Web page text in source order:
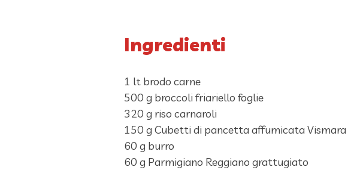
Ingredienti
1 lt brodo carne
500 g broccoli friariello foglie
320 g riso carnaroli
150 g Cubetti di pancetta affumicata Vismara
60 g burro
60 g Parmigiano Reggiano grattugiato